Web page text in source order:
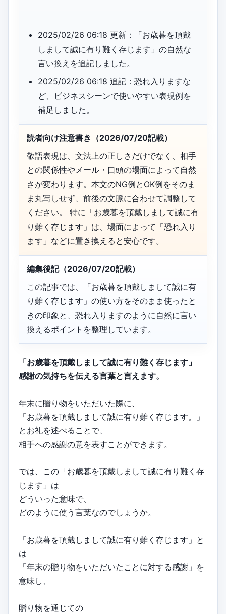
2025/02/26 06:18 更新：「お歳暮を頂戴
しまして誠に有り難く存じます」の自然な
言い換えを追記しました。
2025/02/26 06:18 追記：恐れ入りますな
ど、ビジネスシーンで使いやすい表現例を
補足しました。
読者向け注意書き（2026/07/20記載）
敬語表現は、文法上の正しさだけでなく、相手
との関係性やメール・口頭の場面によって自然
さが変わります。本文のNG例とOK例をそのま
ま丸写しせず、前後の文脈に合わせて調整して
ください。 特に「お歳暮を頂戴しまして誠に有
り難く存じます」は、場面によって「恐れ入り
ます」などに置き換えると安心です。
編集後記（2026/07/20記載）
この記事では、「お歳暮を頂戴しまして誠に有
り難く存じます」の使い方をそのまま使ったと
きの印象と、恐れ入りますのように自然に言い
換えるポイントを整理しています。
「お歳暮を頂戴しまして誠に有り難く存じます」
感謝の気持ちを伝える言葉と言えます。
年末に贈り物をいただいた際に、
「お歳暮を頂戴しまして誠に有り難く存じます。」
とお礼を述べることで、
相手への感謝の意を表すことができます。
では、この「お歳暮を頂戴しまして誠に有り難く存
じます」は
どういった意味で、
どのように使う言葉なのでしょうか。
「お歳暮を頂戴しまして誠に有り難く存じます」と
は
「年末の贈り物をいただいたことに対する感謝」を
意味し、
贈り物を通じての